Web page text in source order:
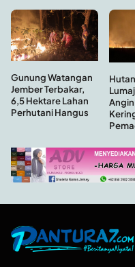
Gunung Watangan
Jember Terbakar,
6,5 Hektare Lahan
Perhutani Hangus